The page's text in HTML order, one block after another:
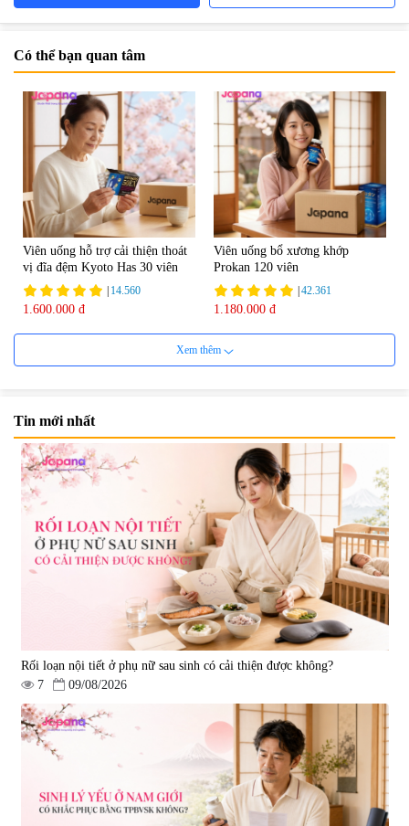
Có thể bạn quan tâm
Viên uống hỗ trợ cải thiện thoát
vị đĩa đệm Kyoto Has 30 viên
14.560
1.600.000 đ
Viên uống bổ xương khớp
Prokan 120 viên
42.361
1.180.000 đ
Viên uống hỗ trợ Gout Ribeto
Shoji The Goutto 150 viên
73.520
1.500.000 đ
Viên uống hỗ trợ xương khớp
Kendai Glucosamine Hộp 180
viên
|9.280
690.000 đ
Viên uống hỗ trợ xương khớp
Super Glucosamine DX Hokoen
980.000 đ
Viên uống hỗ trợ xương khớp
Yoro Factory Kyoto Has 50EX
Plus 30 viên
|0
2.380.000 đ
Xem thêm
Tin mới nhất
Rối loạn nội tiết ở phụ nữ sau sinh có cải thiện được không?
7
09/08/2026